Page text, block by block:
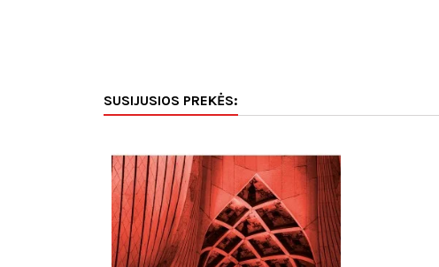
SUSIJUSIOS PREKĖS: